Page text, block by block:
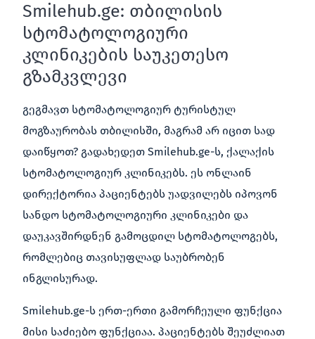
Smilehub.ge: თბილისის
სტომატოლოგიური
კლინიკების საუკეთესო
გზამკვლევი
გეგმავთ სტომატოლოგიურ ტურისტულ
მოგზაურობას თბილისში, მაგრამ არ იცით სად
დაიწყოთ? გადახედეთ Smilehub.ge-ს, ქალაქის
სტომატოლოგიურ კლინიკებს. ეს ონლაინ
დირექტორია პაციენტებს უადვილებს იპოვონ
სანდო სტომატოლოგიური კლინიკები და
დაუკავშირდნენ გამოცდილ სტომატოლოგებს,
რომლებიც თავისუფლად საუბრობენ
ინგლისურად.
Smilehub.ge-ს ერთ-ერთი გამორჩეული ფუნქცია
მისი საძიებო ფუნქციაა. პაციენტებს შეუძლიათ